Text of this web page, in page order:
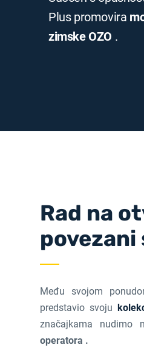
Plus promovira
zimske OZO .
Rad na
povezani
Među svojom
predstavio svoju
značajkama nudimo
operatora .